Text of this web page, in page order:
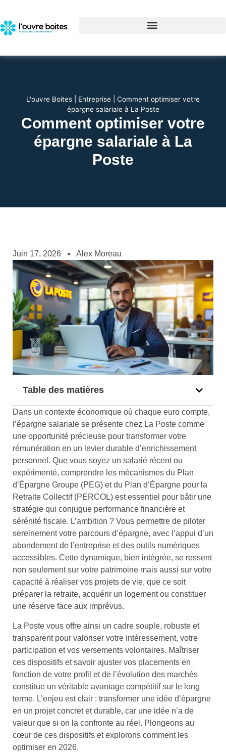
L'ouvre Boites Entreprise
Comment optimiser votre
épargne salariale à La Poste
Comment optimiser votre
épargne salariale à La
Poste
Juin 17, 2026 Alex Moreau
Table des matières
Dans un contexte économique où chaque euro compte,
l’épargne salariale se présente chez La Poste comme
une opportunité précieuse pour transformer votre
rémunération en un levier durable d’enrichissement
personnel. Que vous soyez un salarié récent ou
expérimenté, comprendre les mécanismes du Plan
d’Épargne Groupe (PEG) et du Plan d’Épargne pour la
Retraite Collectif (PERCOL) est essentiel pour bâtir une
stratégie qui conjugue performance financière et
sérénité fiscale. L’ambition ? Vous permettre de piloter
sereinement votre parcours d’épargne, avec l’appui d’un
abondement de l’entreprise et des outils numériques
accessibles. Cette dynamique, bien intégrée, se ressent
non seulement sur votre patrimoine mais aussi sur votre
capacité à réaliser vos projets de vie, que ce soit
préparer la retraite, acquérir un logement ou constituer
une réserve face aux imprévus.
La Poste vous offre ainsi un cadre souple, robuste et
transparent pour valoriser votre intéressement, votre
participation et vos versements volontaires. Maîtriser
ces dispositifs et savoir ajuster vos placements en
fonction de votre profil et de l’évolution des marchés
constitue un véritable avantage compétitif sur le long
terme. L’enjeu est clair : transformer une idée d’épargne
en un projet concret et durable, car une idée n’a de
valeur que si on la confronte au réel. Plongeons au
cœur de ces dispositifs et explorons comment les
optimiser en 2026.